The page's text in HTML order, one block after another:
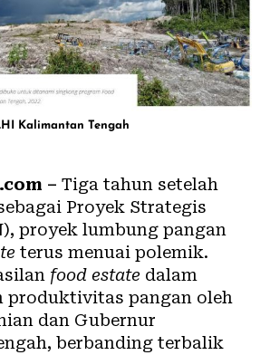
Kalimantan Tengah
– Tiga tahun setelah
Proyek Strategis
proyek lumbung pangan
terus menuai polemik.
food estate dalam
produktivitas pangan oleh
dan Gubernur
berbanding terbalik